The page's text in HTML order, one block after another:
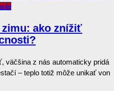
ako znížiť
väčšina z nás automaticky pridá
– teplo totiž môže unikať von